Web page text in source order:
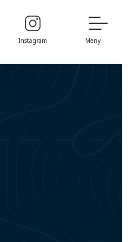
Instagram Meny